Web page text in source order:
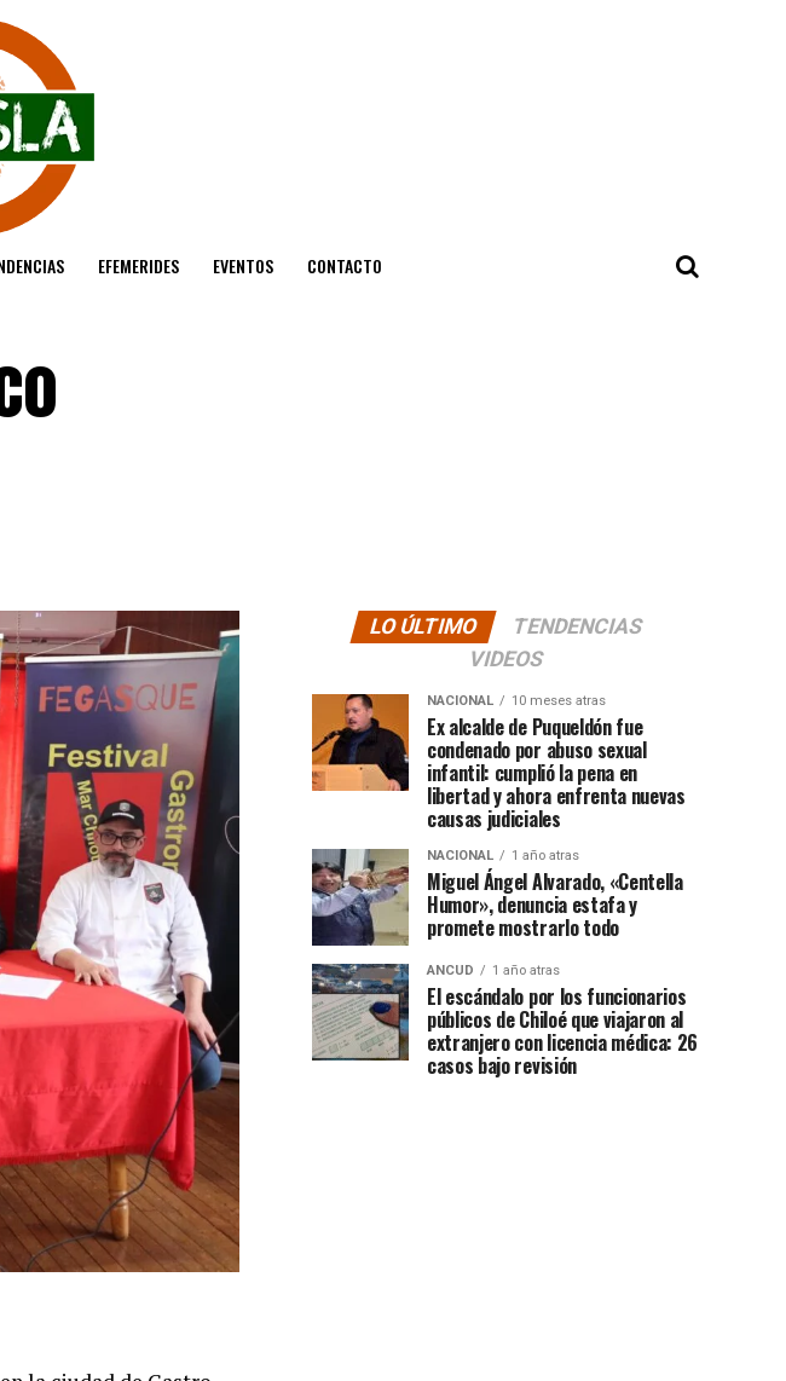
EFEMERIDES EVENTOS CONTACTO
LO ÚLTIMO
TENDENCIAS
VIDEOS
NACIONAL 10 meses atras
Ex alcalde de Puqueldón fue
condenado por abuso sexual
infantil: cumplió la pena en
libertad y ahora enfrenta nuevas
causas judiciales
NACIONAL 1 año atras
Miguel Ángel Alvarado, «Centella
Humor», denuncia estafa y
promete mostrarlo todo
ANCUD 1 año atras
El escándalo por los funcionarios
públicos de Chiloé que viajaron al
extranjero con licencia médica: 26
casos bajo revisión